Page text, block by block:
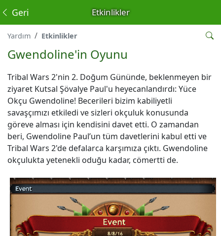
Etkinlikler
Geri
Yardım Etkinlikler
Gwendoline'in Oyunu
Tribal Wars 2'nin 2. Doğum Gününde, beklenmeyen bir
ziyaret Kutsal Şövalye Paul'u heyecanlandırdı: Yüce
Okçu Gwendoline! Becerileri bizim kabiliyetli
savaşçımızı etkiledi ve sizleri okçuluk konusunda
göreve alması için kendisini davet etti. O zamandan
beri, Gwendoline Paul’un tüm davetlerini kabul etti ve
Tribal Wars 2'de defalarca karşımıza çıktı. Gwendoline
okçulukta yetenekli oduğu kadar, cömertti de.